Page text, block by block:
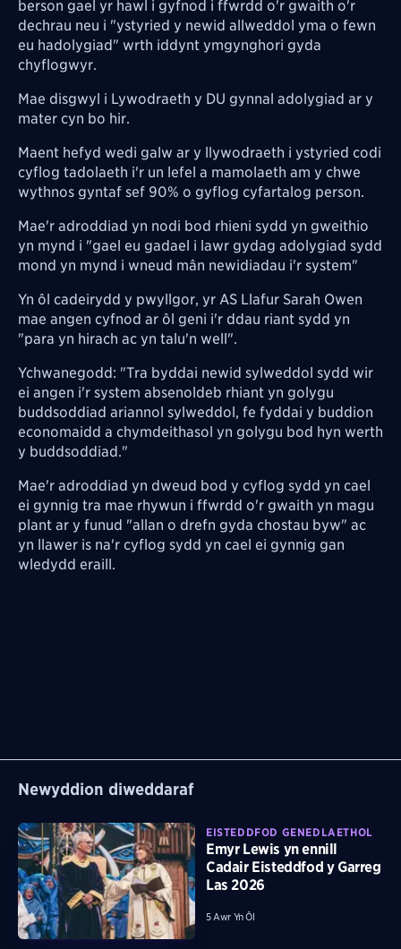
berson gael yr hawl i gyfnod i ffwrdd o'r gwaith o'r
dechrau neu i "ystyried y newid allweddol yma o fewn
eu hadolygiad" wrth iddynt ymgynghori gyda
chyflogwyr.
Mae disgwyl i Lywodraeth y DU gynnal adolygiad ar y
mater cyn bo hir.
Maent hefyd wedi galw ar y llywodraeth i ystyried codi
cyflog tadolaeth i'r un lefel a mamolaeth am y chwe
wythnos gyntaf sef 90% o gyflog cyfartalog person.
Mae'r adroddiad yn nodi bod rhieni sydd yn gweithio
yn mynd i "gael eu gadael i lawr gydag adolygiad sydd
mond yn mynd i wneud mân newidiadau i'r system"
Yn ôl cadeirydd y pwyllgor, yr AS Llafur Sarah Owen
mae angen cyfnod ar ôl geni i'r ddau riant sydd yn
"para yn hirach ac yn talu'n well".
Ychwanegodd: "Tra byddai newid sylweddol sydd wir
ei angen i'r system absenoldeb rhiant yn golygu
buddsoddiad ariannol sylweddol, fe fyddai y buddion
economaidd a chymdeithasol yn golygu bod hyn werth
y buddsoddiad."
Mae'r adroddiad yn dweud bod y cyflog sydd yn cael
ei gynnig tra mae rhywun i ffwrdd o'r gwaith yn magu
plant ar y funud "allan o drefn gyda chostau byw" ac
yn llawer is na'r cyflog sydd yn cael ei gynnig gan
wledydd eraill.
Newyddion diweddaraf
EISTEDDFOD GENEDLAETHOL
Emyr Lewis yn ennill
Cadair Eisteddfod y Garreg
Las 2026
5 Awr Yn Ôl